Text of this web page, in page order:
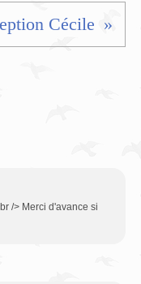
Cécile
/> Merci d'avance si